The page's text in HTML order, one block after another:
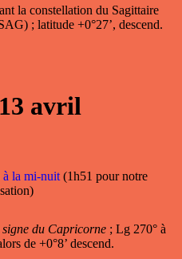
la constellation du Sagittaire
; latitude +0°27’, descend.
avril
à la mi-nuit (1h51 pour notre
du Capricorne; Lg 270° à
de +0°8’ descend.